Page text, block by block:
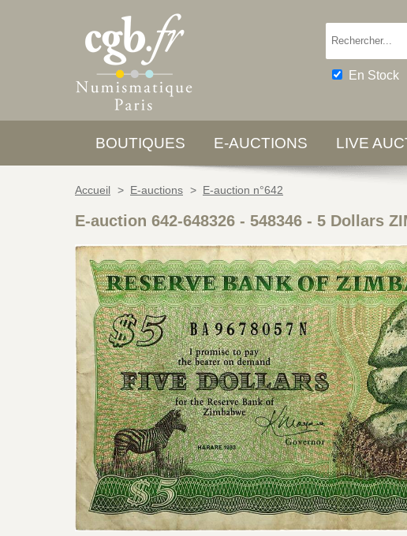
En Stock
BOUTIQUES E-AUCTIONS LIVE
Accueil > E-auctions > E-auction n°642
E-auction 642-648326 - 548346 - 5 Dollars